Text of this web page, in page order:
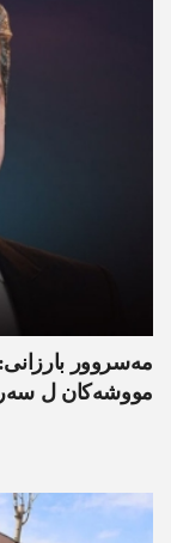
مەسروور
مووشەکان ل سەر